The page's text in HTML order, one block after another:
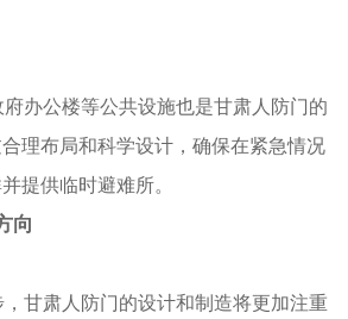
办公楼等公共设施也是甘肃 人防门的
理布局和科学设计，确保在紧急情况
提供临时避难所。
向
，甘肃 人防门的设计和制造将更加注重